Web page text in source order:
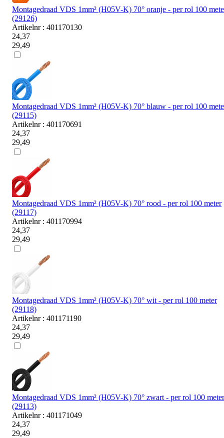
Montagedraad VDS 1mm² (H05V-K) 70° oranje - per rol 100
(29126)
Artikelnr : 401170130
24,37
29,49
Montagedraad VDS 1mm² (H05V-K) 70° blauw - per rol 100
(29115)
Artikelnr : 401170691
24,37
29,49
Montagedraad VDS 1mm² (H05V-K) 70° rood - per rol 100 meter
(29117)
Artikelnr : 401170994
24,37
29,49
Montagedraad VDS 1mm² (H05V-K) 70° wit - per rol 100 meter
(29118)
Artikelnr : 401171190
24,37
29,49
Montagedraad VDS 1mm² (H05V-K) 70° zwart - per rol 100 meter
(29113)
Artikelnr : 401171049
24,37
29,49